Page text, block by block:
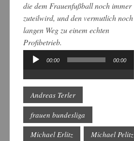
die dem Frauenfußball noch immer
zuteilwird, und den vermutlich noch
langen Weg zu einem echten
Profibetrieb.
Audio-
00:00 00:00
Andreas Terler
frauen bundesliga
Michael Erlitz Michael Pelitz